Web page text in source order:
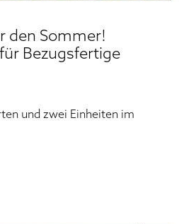
den Sommer!
Bezugsfertige
und zwei Einheiten im